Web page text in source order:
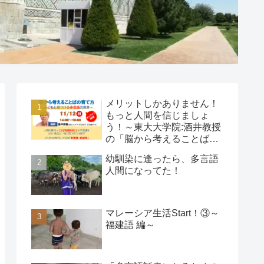
メリットしかありません！
もっと人間を信じましょ
う！～東大大学院:酒井教授
の「脳から考えることばの
幼馴染に逢ったら、多言語
人間になってた！
マレーシア生活Start！③～
福建語 編～